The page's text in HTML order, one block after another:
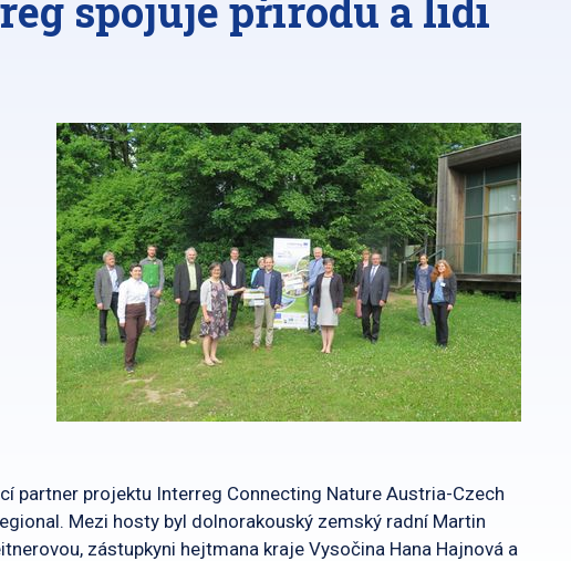
spojuje přírodu a lidi
partner projektu Interreg Connecting Nature Austria-Czech
Mezi hosty byl dolnorakouský zemský radní Martin
zástupkyni hejtmana kraje Vysočina Hana Hajnová a